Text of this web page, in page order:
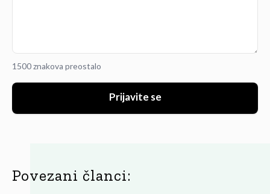
1500 znakova preostalo
Prijavite se
Povezani članci: